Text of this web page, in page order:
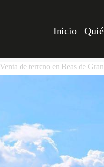
Inicio
Venta de terreno en Beas de